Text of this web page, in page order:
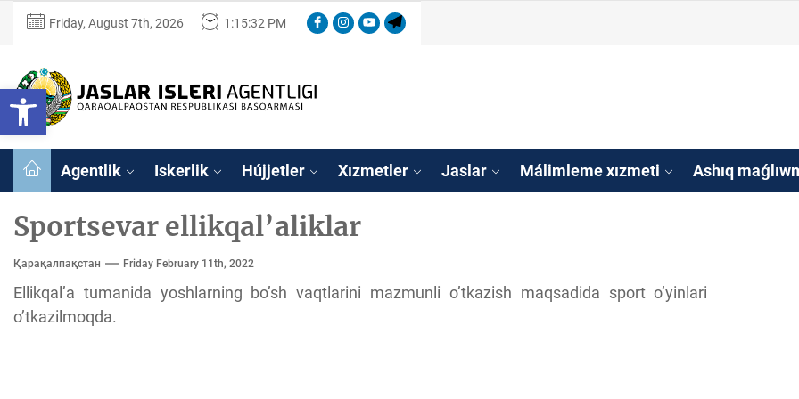
Open toolbar
content
Friday, August 7th, 2026 1:15:33 PM FacebookInstagram
YoutubeTelegram
Qaraqalpaqstan
Respublikası
Ózbekstan jaslar isleri agentligi
Agentlik Iskerlik Hújjetler Xızmetler Jaslar Málimleme xızmeti Ashıq
Sportsevar ellikqal’aliklar
Қарақалпақстан Friday February 11th, 2022
Ellikqal’a tumanida yoshlarning bo’sh vaqtlarini mazmunli o’tkazish maqsadida sport o’yinlari
o’tkazilmoqda.